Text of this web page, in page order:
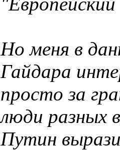
Но меня в
Гайдара
просто за
люди разных
Путин